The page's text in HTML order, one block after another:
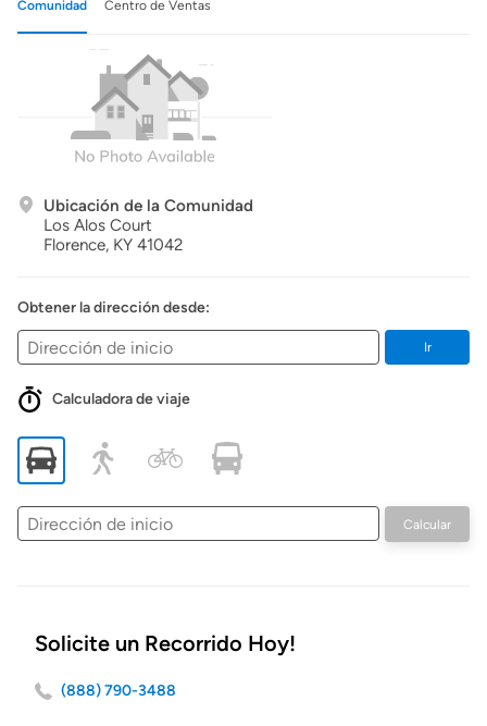
Comunidad Centro de Ventas
Ubicación de la Comunidad
Los Alos Court
Florence, KY 41042
Obtener la dirección desde:
Ir
Calculadora de viaje
Dirección
de
Calcular
Solicite un Recorrido Hoy!
(888) 790-3488